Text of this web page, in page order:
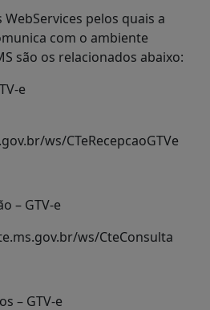
pelos quais a
com o ambiente
são os relacionados abaixo:
e
ws/CTeRecepcaoGTVe
– GTV-e
ws/CteConsulta
– GTV-e